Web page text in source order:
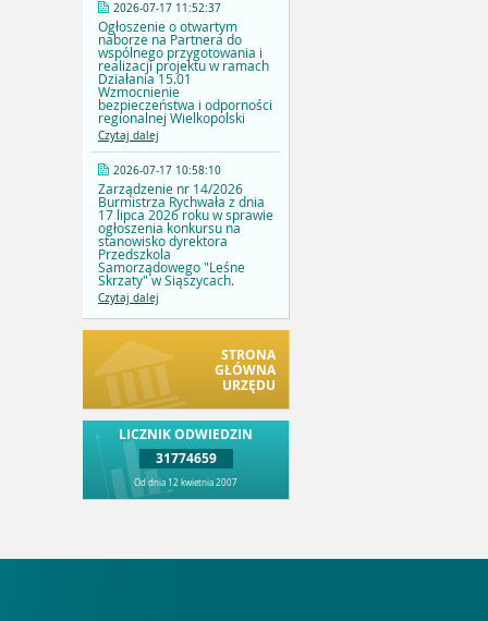
2026-07-17 11:52:37
Ogłoszenie o otwartym
naborze na Partnera do
wspólnego przygotowania i
realizacji projektu w ramach
Działania 15.01
Wzmocnienie
bezpieczeństwa i odporności
regionalnej Wielkopolski
Czytaj dalej
2026-07-17 10:58:10
Zarządzenie nr 14/2026
Burmistrza Rychwała z dnia
17 lipca 2026 roku w sprawie
ogłoszenia konkursu na
stanowisko dyrektora
Przedszkola
Samorządowego "Leśne
Skrzaty" w Siąszycach.
Czytaj dalej
STRONA
GŁÓWNA
URZĘDU
LICZNIK ODWIEDZIN
31774659
Od dnia 12 kwietnia 2007